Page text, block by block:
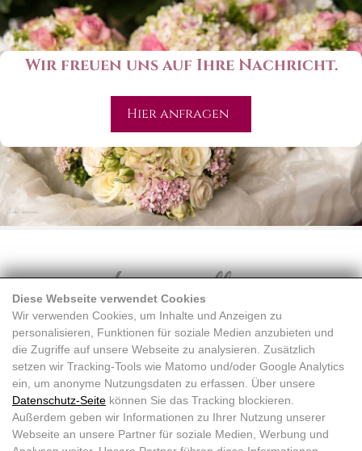
Diese Webseite verwendet Cookies
Wir verwenden Cookies, um Inhalte und Anzeigen zu
personalisieren, Funktionen für soziale Medien anzubieten und
die Zugriffe auf unsere Webseite zu analysieren. Zusätzlich
setzen wir Tracking-Tools wie Matomo und/oder Google Analytics
ein, um anonyme Nutzungsdaten zu erfassen. Über unsere
Datenschutz-Seite können Sie das Tracking blockieren.
Außerdem geben wir Informationen zu Ihrer Nutzung unserer
Webseite an unsere Partner für soziale Medien, Werbung und
Wir freuen uns auf Ihre Nachricht.
Hier anfragen